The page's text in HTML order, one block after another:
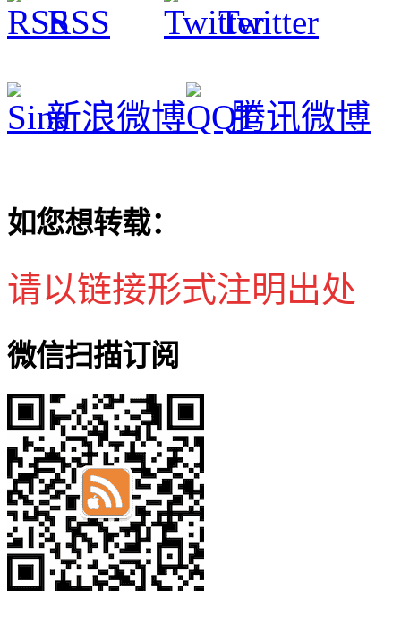
RSS Twitter
新浪微博 腾讯微博
如您想转载：
请以链接形式注明出处
微信扫描订阅